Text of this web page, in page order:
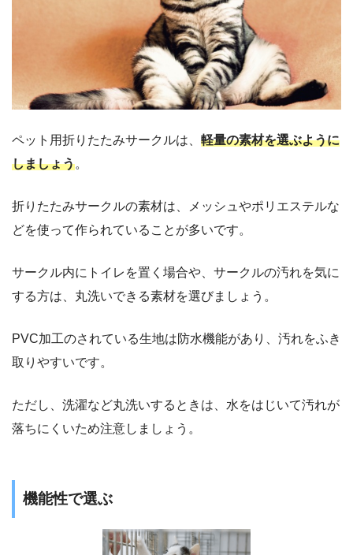
ペット用折りたたみサークルは、 軽量の素材を選ぶように
しましょう。
折りたたみサークルの素材は、メッシュやポリエステルな
どを使って作られていることが多いです。
サークル内にトイレを置く場合や、サークルの汚れを気に
する方は、丸洗いできる素材を選びましょう。
PVC加工のされている生地は防水機能があり、汚れをふき
取りやすいです。
ただし、洗濯など丸洗いするときは、水をはじいて汚れが
落ちにくいため注意しましょう。
機能性で選ぶ